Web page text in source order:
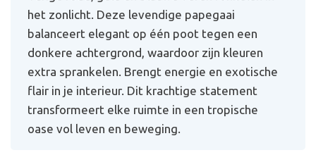
het zonlicht. Deze levendige papegaai
balanceert elegant op één poot tegen een
donkere achtergrond, waardoor zijn kleuren
extra sprankelen. Brengt energie en exotische
flair in je interieur. Dit krachtige statement
transformeert elke ruimte in een tropische
oase vol leven en beweging.